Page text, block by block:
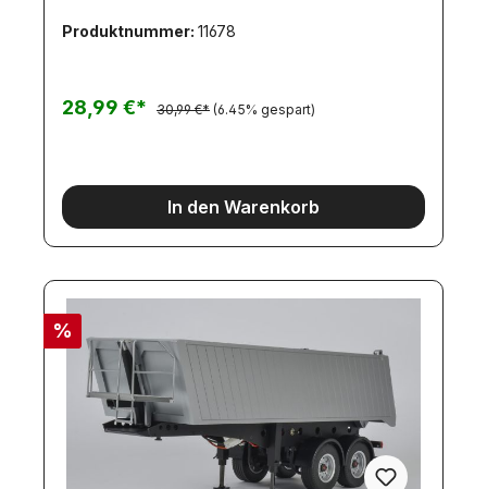
Produktnummer: 11678
28,99 €* 30,99 €* (6.45% gespart)
In den Warenkorb
%